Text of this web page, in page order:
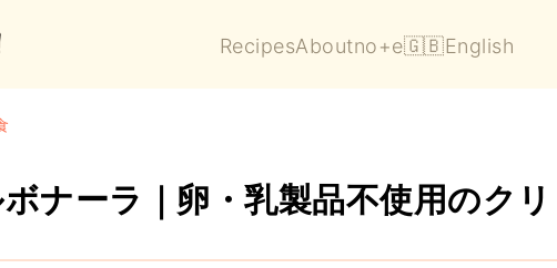
RecipesAboutno+e🇬🇧English
ナーラ｜卵・乳製品不使用のクリ